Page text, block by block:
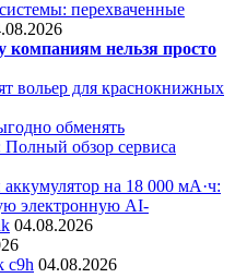
перехваченные
нельзя просто
вольер для краснокнижных
обменять
обзор сервиса
на 18 000 мА·ч:
электронную AI-
04.08.2026
c9h 04.08.2026